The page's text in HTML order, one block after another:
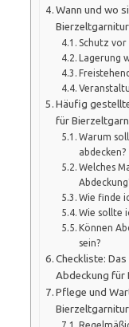
Wann und wo
Schutz
Lagerung
Häufig
für
Warum
abdecken?
Welches
Wie finde
Wie sollte
Können
sein?
Checkliste:
Abdeckung für
Pflege und